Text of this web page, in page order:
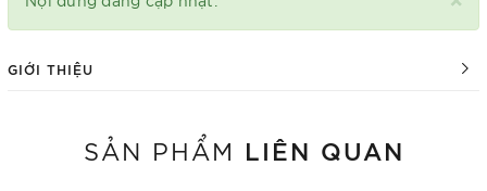
GIỚI THIỆU
SẢN PHẨM LIÊN QUAN